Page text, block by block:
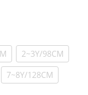
2~3Y/98CM
7~8Y/128CM